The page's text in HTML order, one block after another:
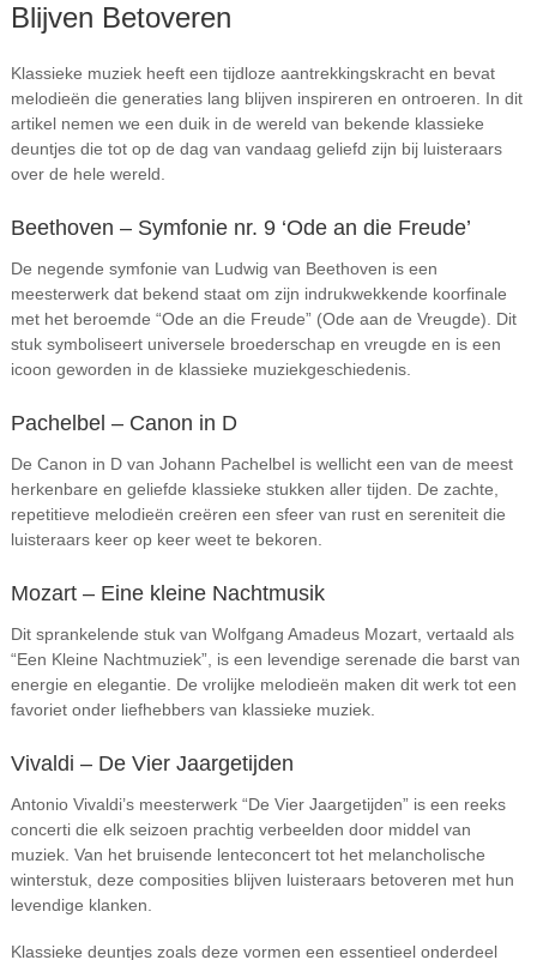
Blijven Betoveren
Klassieke muziek heeft een tijdloze aantrekkingskracht en bevat
melodieën die generaties lang blijven inspireren en ontroeren. In dit
artikel nemen we een duik in de wereld van bekende klassieke
deuntjes die tot op de dag van vandaag geliefd zijn bij luisteraars
over de hele wereld.
Beethoven – Symfonie nr. 9 ‘Ode an die Freude’
De negende symfonie van Ludwig van Beethoven is een
meesterwerk dat bekend staat om zijn indrukwekkende koorfinale
met het beroemde “Ode an die Freude” (Ode aan de Vreugde). Dit
stuk symboliseert universele broederschap en vreugde en is een
icoon geworden in de klassieke muziekgeschiedenis.
Pachelbel – Canon in D
De Canon in D van Johann Pachelbel is wellicht een van de meest
herkenbare en geliefde klassieke stukken aller tijden. De zachte,
repetitieve melodieën creëren een sfeer van rust en sereniteit die
luisteraars keer op keer weet te bekoren.
Mozart – Eine kleine Nachtmusik
Dit sprankelende stuk van Wolfgang Amadeus Mozart, vertaald als
“Een Kleine Nachtmuziek”, is een levendige serenade die barst van
energie en elegantie. De vrolijke melodieën maken dit werk tot een
favoriet onder liefhebbers van klassieke muziek.
Vivaldi – De Vier Jaargetijden
Antonio Vivaldi’s meesterwerk “De Vier Jaargetijden” is een reeks
concerti die elk seizoen prachtig verbeelden door middel van
muziek. Van het bruisende lenteconcert tot het melancholische
winterstuk, deze composities blijven luisteraars betoveren met hun
levendige klanken.
Klassieke deuntjes zoals deze vormen een essentieel onderdeel